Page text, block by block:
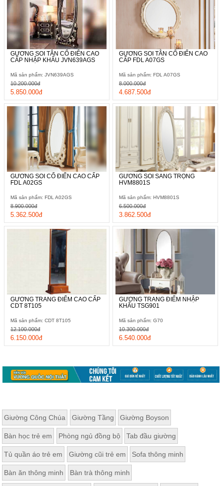
GƯƠNG SOI TÂN CỔ ĐIỂN CAO
CẤP NHẬP KHẨU JVN639AGS
Mã sản phẩm: JVN639AGS
5.850.000đ
10.200.000đ
GƯƠNG SOI TÂN CỔ ĐIỂN CAO
CẤP FDL A07GS
Mã sản phẩm: FDL A07GS
4.687.500đ
8.000.000đ
GƯƠNG SOI CỔ ĐIỂN CAO CẤP
FDL A02GS
Mã sản phẩm: FDL A02GS
5.362.500đ
8.900.000đ
GƯƠNG SOI SANG TRỌNG
HVM8801S
Mã sản phẩm: HVM8801S
3.862.500đ
6.500.000đ
GƯƠNG TRANG ĐIỂM CAO CẤP
CDT 8T105
Mã sản phẩm: CDT 8T105
6.150.000đ
12.100.000đ
GƯƠNG TRANG ĐIỂM NHẬP
KHẨU TSG901
Mã sản phẩm: G70
6.540.000đ
10.300.000đ
Giường Công Chúa Giường Tầng Giường Boyson
Bàn học trẻ em Phòng ngủ đồng bộ Tab đầu giường
Tủ quần áo trẻ em Giường cũi trẻ em Sofa thông minh
Bàn ăn thông minh Bàn trà thông minh